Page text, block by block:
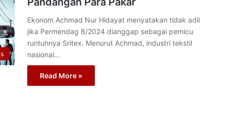
Ekonom Achmad Nur Hidayat menyatakan tidak adil
jika Permendag 8/2024 dianggap sebagai pemicu
runtuhnya Sritex. Menurut Achmad, industri tekstil
nasional…
Read More »